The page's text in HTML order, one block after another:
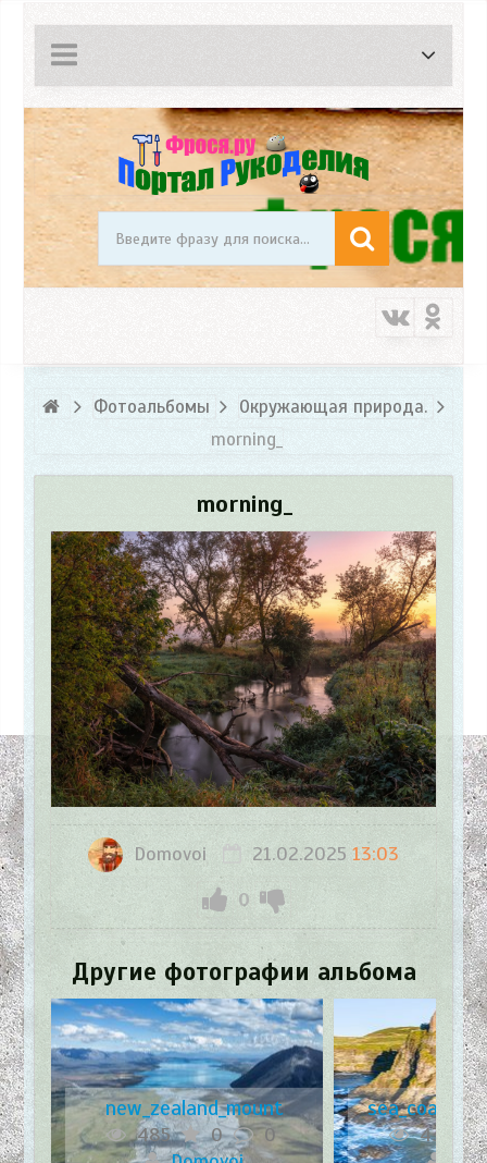
Фотоальбомы
Окружающая природа.
morning_
morning_
Domovoi 21.02.2025 13:03
0
Другие фотографии альбома
new_zealand_mount
485 0
0
439